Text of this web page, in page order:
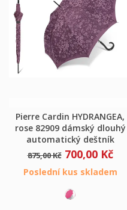
Pierre Cardin HYDRANGEA,
rose 82909 dámský dlouhý
automatický deštník
875,00 Kč 700,00 Kč
Poslední kus skladem